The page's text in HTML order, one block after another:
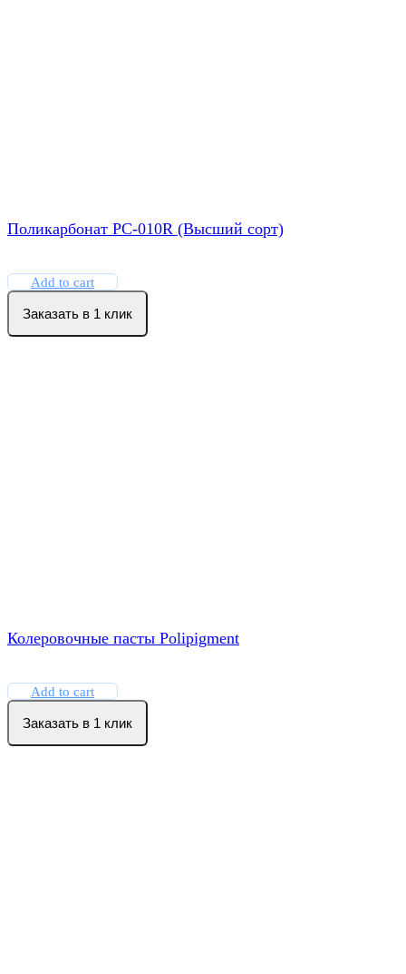
Поликарбонат РС-010R (Высший сорт)
Add to cart
Заказать в 1 клик
Колеровочные пасты Polipigment
Add to cart
Заказать в 1 клик